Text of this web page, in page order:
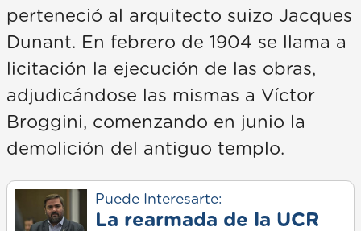
perteneció al arquitecto suizo Jacques
Dunant. En febrero de 1904 se llama a
licitación la ejecución de las obras,
adjudicándose las mismas a Víctor
Broggini, comenzando en junio la
demolición del antiguo templo.
Puede Interesarte:
La rearmada de la UCR